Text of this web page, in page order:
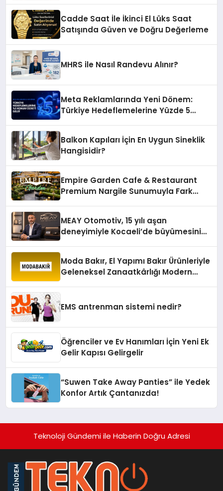
Cadde Saat İle İkinci El Lüks Saat
Satışında Güven ve Doğru Değerleme
MHRS ile Nasıl Randevu Alınır?
Meta Reklamlarında Yeni Dönem:
Türkiye Hedeflemelerine Yüzde 5
Balkon Kapıları İçin En Uygun Sineklik
Hangisidir?
Empire Garden Cafe & Restaurant
Premium Nargile Sunumuyla Fark
MEAY Otomotiv, 15 yılı aşan
deneyimiyle Kocaeli’de büyümesini
Moda Bakır, El Yapımı Bakır Ürünleriyle
Geleneksel Zanaatkârlığı Modern
EMS antrenman sistemi nedir?
Öğrenciler ve Ev Hanımları İçin Yeni Ek
Gelir Kapısı Gelirgelir
“Suwen Take Away Panties” ile Yedek
Konfor Artık Çantanızda!
Teknoloji Gündemi ile Haberin Doğru Adresi